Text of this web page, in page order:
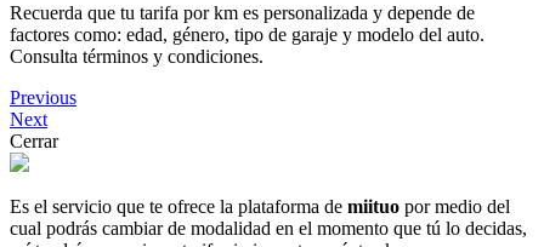
Recuerda que tu tarifa por km es personalizada y depende de
factores como: edad, género, tipo de garaje y modelo del auto.
Consulta términos y condiciones.
Previous
Next
Cerrar
Es el servicio que te ofrece la plataforma de miituo por medio del
cual podrás cambiar de modalidad en el momento que tú lo decidas,